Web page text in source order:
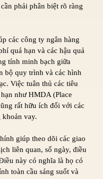
phải phân biệt rõ ràng
các công ty ngân hàng
quá hạn và các hậu quả
tính minh bạch giữa
bộ quy trình và các hình
Việc tuân thủ các tiêu
như HMDA (Place
rất hữu ích đối với các
vay.
giúp theo dõi các giao
liên quan, số ngày, điều
này có nghĩa là họ có
toàn cầu sáng suốt và